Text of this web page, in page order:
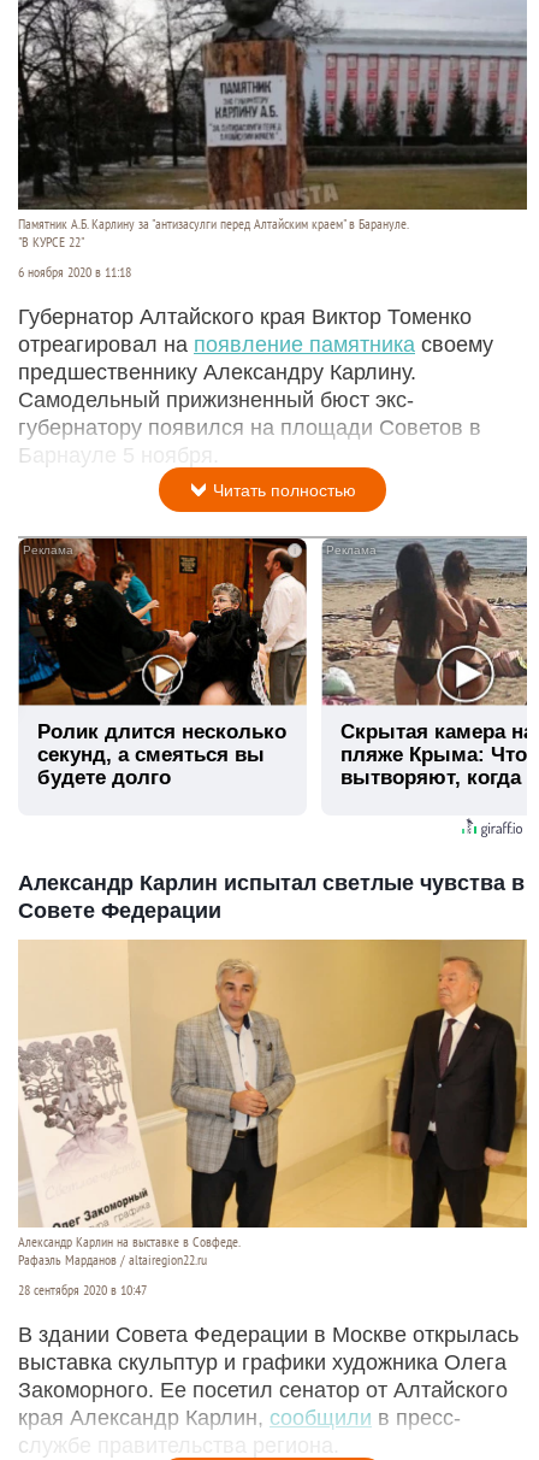
Памятник А.Б. Карлину за "антизасулги перед Алтайским краем" в Барануле.
"В КУРСЕ 22"
6 ноября 2020 в 11:18
Губернатор Алтайского края Виктор Томенко
отреагировал на появление памятника своему
предшественнику Александру Карлину.
Самодельный прижизненный бюст экс-
губернатору появился на площади Советов в
Барнауле 5 ноября.
Читать полностью
i
Ролик длится несколько
секунд, а смеяться вы
будете долго
Скрытая камера на
пляже Крыма: Что
вытворяют, когда
Александр Карлин испытал светлые чувства в
Совете Федерации
Александр Карлин на выставке в Совфеде.
Рафаэль Марданов / altairegion22.ru
28 сентября 2020 в 10:47
В здании Совета Федерации в Москве открылась
выставка скульптур и графики художника Олега
Закоморного. Ее посетил сенатор от Алтайского
края Александр Карлин, сообщили в пресс-
службе правительства региона.